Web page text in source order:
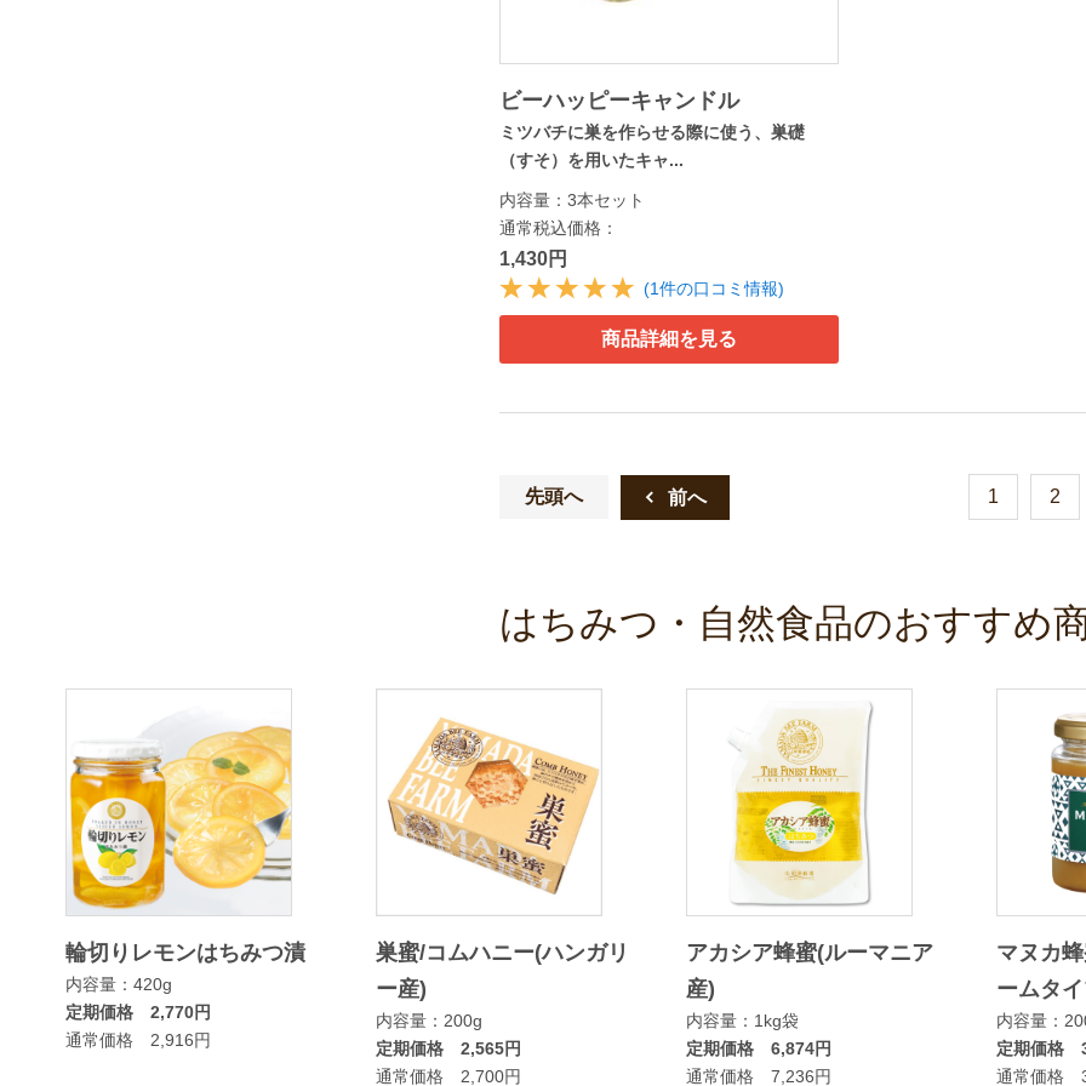
ビーハッピーキャンドル
ミツバチに巣を作らせる際に使う、巣礎
（すそ）を用いたキャ...
内容量：3本セット
通常税込価格：
1,430円
(1件の口コミ情報)
商品詳細を見る
先頭へ 前へ 1 2
はちみつ・自然食品のおすすめ
輪切りレモンはちみつ漬
内容量：420g
定期価格 2,770円
通常価格 2,916円
巣蜜/コムハニー(ハンガリ
ー産)
内容量：200g
定期価格 2,565円
通常価格 2,700円
アカシア蜂蜜(ルーマニア
産)
内容量：1kg袋
定期価格 6,874円
通常価格 7,236円
マヌカ
ームタ
内容量：
定期価格
通常価格